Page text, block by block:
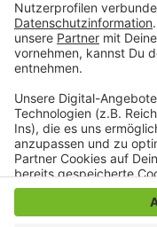
Anzeige
Anzeige